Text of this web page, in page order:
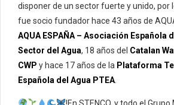
disponer de un sector fuerte y unido, por
fue socio fundador hace 43 años de
AQUA ESPAÑA – Asociación Española
Sector del Agua, 18 años del Catalan
CWP y hace 17 años de la Plataforma
Española del Agua PTEA